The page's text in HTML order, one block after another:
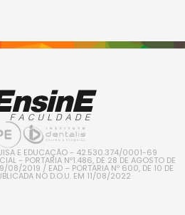
E EDUCAÇÃO - 42.530.374/0001-69
- PORTARIA Nº1.486, DE 28 DE AGOSTO DE
08/2019 / EAD – PORTARIA Nº 600, DE 10 DE
NO D.O.U. EM 11/08/2022